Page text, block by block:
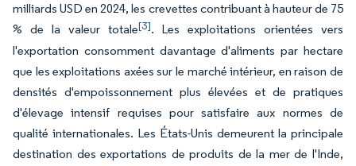
milliards USD en 2024, les crevettes contribuant à hauteur de 75
% de la valeur totale[3]. Les exploitations orientées vers
l'exportation consomment davantage d'aliments par hectare
que les exploitations axées sur le marché intérieur, en raison de
densités d'empoissonnement plus élevées et de pratiques
d'élevage intensif requises pour satisfaire aux normes de
qualité internationales. Les États-Unis demeurent la principale
destination des exportations de produits de la mer de l'Inde,